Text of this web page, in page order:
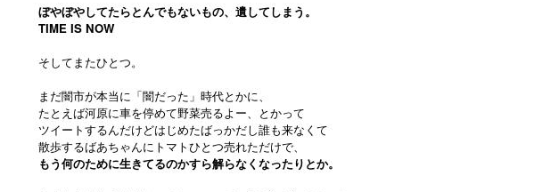
ぼやぼやしてたらとんでもないもの、遺してしまう。
TIME IS NOW
そしてまたひとつ。
まだ闇市が本当に「闇だった」時代とかに、
たとえば河原に車を停めて野菜売るよー、とかって
ツイートするんだけどはじめたばっかだし誰も来なくて
散歩するばあちゃんにトマトひとつ売れただけで、
もう何のために生きてるのかすら解らなくなったりとか。